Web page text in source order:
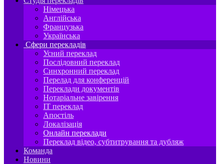
Німецька
Англійська
Французька
Українська
Сфери перекладів
Усний переклад
Послідовний переклад
Синхронний переклад
Перелад для конференцій
Переклади документів
Нотаріальне завірення
IT переклад
Апостіль
Локалізація
Онлайн переклади
Переклад відео, субтитрування та дубляж
Команда
Новини